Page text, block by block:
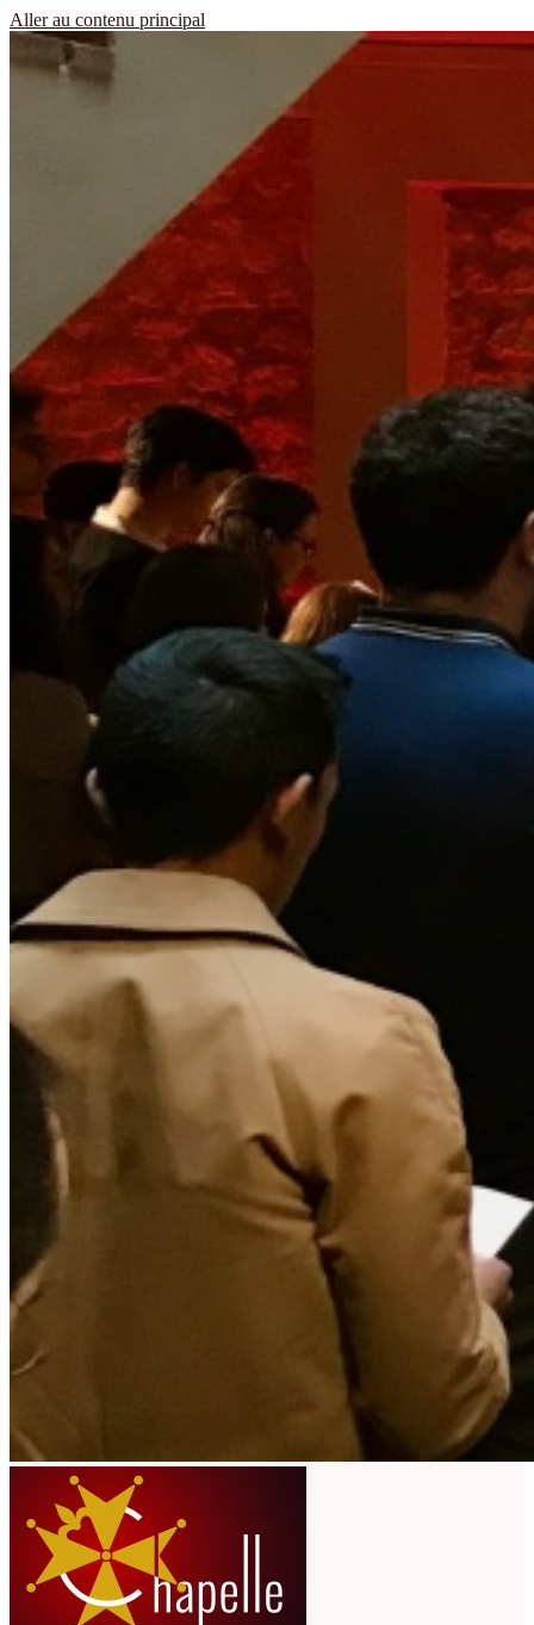
Aller au contenu principal